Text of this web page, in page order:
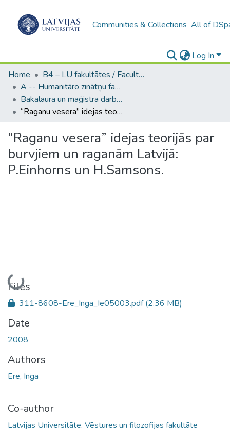
Communities & Collections All of
Log In
Home
B4 – LU fakultātes / Faculties of the UL
A -- Humanitāro zinātņu fakultāte / Faculty of Humanities
Bakalaura un maģistra darbi (HZF) / Bachelor's and Master's theses
“Raganu vesera” idejas teorijās par burvjiem un raganām Latvijā: P.Einhorns un H.Samsons.
“Raganu vesera” idejas teorijās par
burvjiem un raganām Latvijā:
P.Einhorns un H.Samsons.
Loading...
Files
311-8608-Ere_Inga_Ie05003.pdf(2.36 MB)
Date
2008
Authors
Ēre, Inga
Co-author
Latvijas Universitāte. Vēstures un filozofijas fakultāte